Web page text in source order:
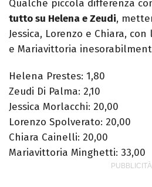
Qualche piccola differenza
tutto su Helena e Zeudi,
Jessica, Lorenzo e Chiara,
e Mariavittoria
Helena Prestes: 1,80
Zeudi Di Palma: 2,10
Jessica Morlacchi: 20,00
Lorenzo Spolverato: 20,00
Chiara Cainelli: 20,00
Mariavittoria Minghetti: 33,00